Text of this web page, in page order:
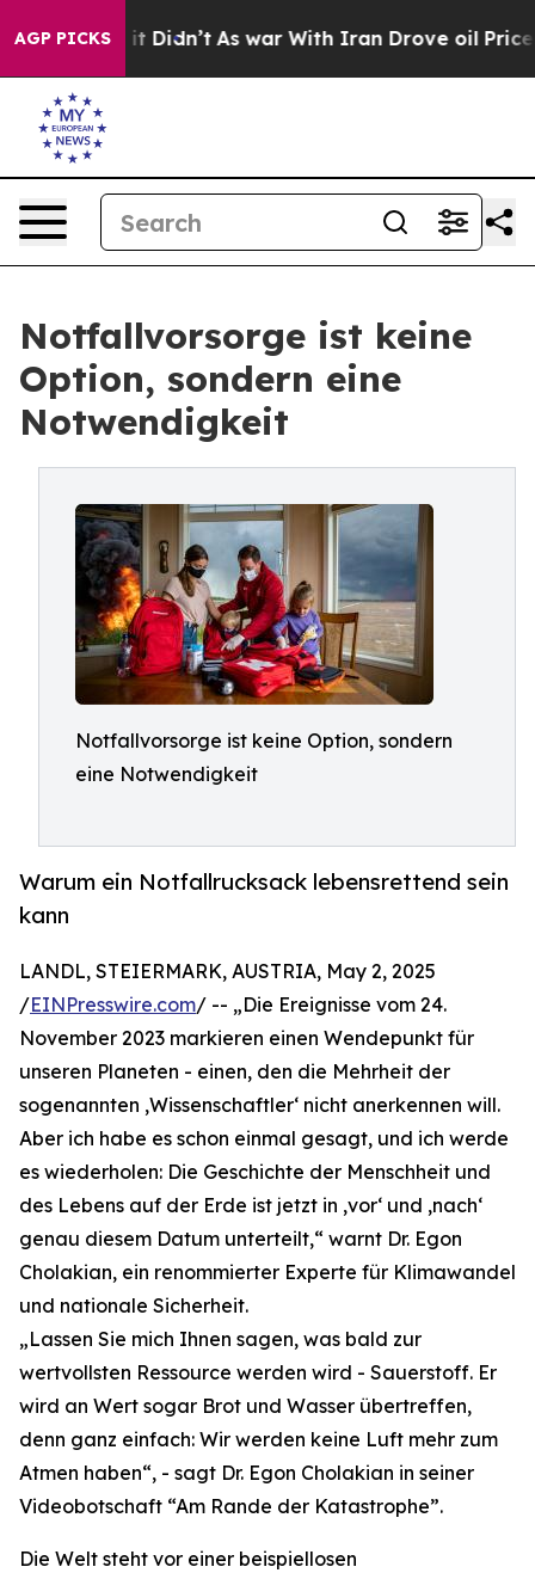
AGP PICKS
Well, it Didn’t As war With Iran Drove oil Prices
Notfallvorsorge ist keine
Option, sondern eine
Notwendigkeit
Notfallvorsorge ist keine Option, sondern
eine Notwendigkeit
Warum ein Notfallrucksack lebensrettend sein
kann
LANDL, STEIERMARK, AUSTRIA, May 2, 2025
/EINPresswire.com/ -- „Die Ereignisse vom 24.
November 2023 markieren einen Wendepunkt für
unseren Planeten - einen, den die Mehrheit der
sogenannten ‚Wissenschaftler‘ nicht anerkennen will.
Aber ich habe es schon einmal gesagt, und ich werde
es wiederholen: Die Geschichte der Menschheit und
des Lebens auf der Erde ist jetzt in ‚vor‘ und ‚nach‘
genau diesem Datum unterteilt,“ warnt Dr. Egon
Cholakian, ein renommierter Experte für Klimawandel
und nationale Sicherheit.
„Lassen Sie mich Ihnen sagen, was bald zur
wertvollsten Ressource werden wird - Sauerstoff. Er
wird an Wert sogar Brot und Wasser übertreffen,
denn ganz einfach: Wir werden keine Luft mehr zum
Atmen haben“, - sagt Dr. Egon Cholakian in seiner
Videobotschaft “Am Rande der Katastrophe”.
Die Welt steht vor einer beispiellosen